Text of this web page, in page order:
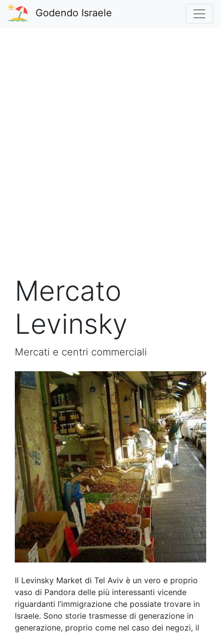
Godendo Israele
Mercato
Levinsky
Mercati e centri commerciali
Il Levinsky Market di Tel Aviv è un vero e proprio
vaso di Pandora delle più interessanti vicende
riguardanti l’immigrazione che possiate trovare in
Israele. Sono storie trasmesse di generazione in
generazione, proprio come nel caso dei negozi, il